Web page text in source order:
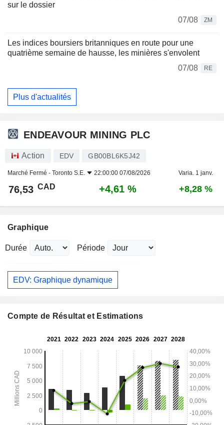
sur le dossier
07/08
ZM
Les indices boursiers britanniques en route pour une
quatrième semaine de hausse, les minières s'envolent
07/08
RE
Plus d'actualités
ENDEAVOUR MINING PLC
Action EDV GB00BL6K5J42
Marché Fermé - Toronto S.E. 22:00:00 07/08/2026 Varia. 1 janv.
76,53 CAD +4,61 % +8,28 %
Graphique
Durée Période
EDV: Graphique dynamique
Compte de Résultat et Estimations